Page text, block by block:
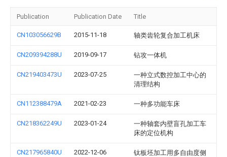
Publication Publication Date Title
CN103056629B 2015-11-18 轴类齿轮复合加工机床
CN209394288U 2019-09-17 钻攻一体机
CN219403473U 2023-07-25
一种立式数控加工中心的
清理结构
CN112388479A 2021-02-23 一种多功能车床
CN218362249U 2023-01-24
一种轴套内壁盲孔加工车
床的定位机构
CN217965840U 2022-12-06
钛板坯加工用多自由度侧